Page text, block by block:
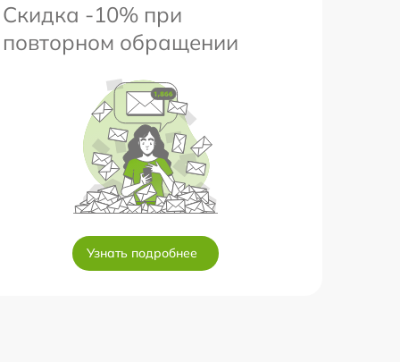
Скидка -10% при
повторном обращении
Узнать подробнее